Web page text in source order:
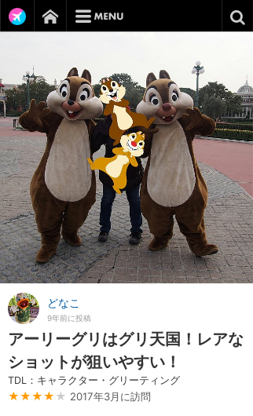
どなこ
9年前に投稿
アーリーグリはグリ天国！レアな
ショットが狙いやすい！
TDL：キャラクター・グリーティング
★★★★ ★ 2017年3月に訪問